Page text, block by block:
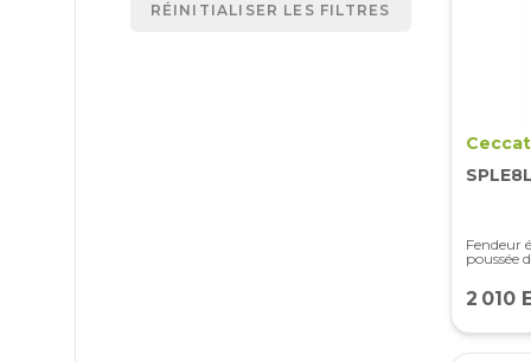
RÉINITIALISER LES FILTRES
Fendeur
poussée
2 010